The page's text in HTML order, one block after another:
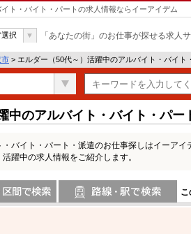
ト・バイト・パートの求人情報ならイーアイデム
択 「あなたの街」のお仕事が探せる求人
市 > エルダー（50代～）活躍中のアルバイト・バイト
中のアルバイト・バイト・パー
バイト・パート・派遣のお仕事探しはイーアイ
躍中の求人情報をご紹介します。
こ